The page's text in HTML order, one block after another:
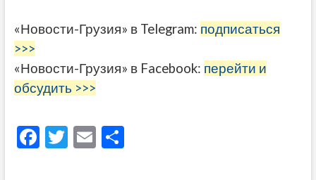
«Новости-Грузия» в Telegram: подписаться
>>>
«Новости-Грузия» в Facebook: перейти и
обсудить >>>
F T E О